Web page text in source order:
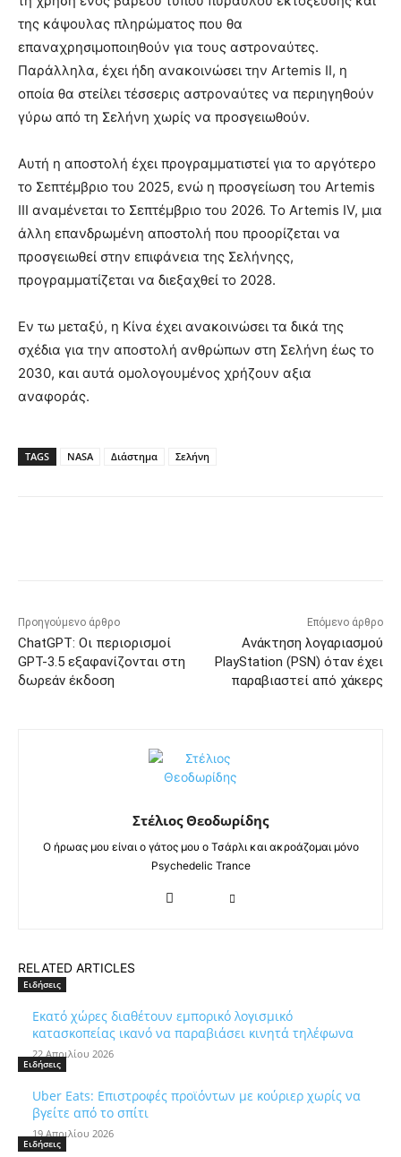
της κάψουλας πληρώματος που θα
επαναχρησιμοποιηθούν για τους αστροναύτες.
Παράλληλα, έχει ήδη ανακοινώσει την Artemis II, η
οποία θα στείλει τέσσερις αστροναύτες να περιηγηθούν
γύρω από τη Σελήνη χωρίς να προσγειωθούν.
Αυτή η αποστολή έχει προγραμματιστεί για το αργότερο
το Σεπτέμβριο του 2025, ενώ η προσγείωση του Artemis
III αναμένεται το Σεπτέμβριο του 2026. Το Artemis IV, μια
άλλη επανδρωμένη αποστολή που προορίζεται να
προσγειωθεί στην επιφάνεια της Σελήνηςς,
προγραμματίζεται να διεξαχθεί το 2028.
Εν τω μεταξύ, η Κίνα έχει ανακοινώσει τα δικά της
σχέδια για την αποστολή ανθρώπων στη Σελήνη έως το
2030, και αυτά ομολογουμένος χρήζουν αξια
αναφοράς.
TAGS NASA Διάστημα Σελήνη
Προηγούμενο άρθρο
ChatGPT: Οι περιορισμοί
GPT-3.5 εξαφανίζονται στη
δωρεάν έκδοση
Επόμενο άρθρο
Ανάκτηση λογαριασμού
PlayStation (PSN) όταν έχει
παραβιαστεί από χάκερς
Στέλιος Θεοδωρίδης
Ο ήρωας μου είναι ο γάτος μου ο Τσάρλι και ακροάζομαι μόνο
Psychedelic Trance
RELATED ARTICLES
Ειδήσεις
Εκατό χώρες διαθέτουν εμπορικό λογισμικό
κατασκοπείας ικανό να παραβιάσει κινητά τηλέφωνα
22 Απριλίου 2026
Ειδήσεις
Uber Eats: Επιστροφές προϊόντων με κούριερ χωρίς να
βγείτε από το σπίτι
19 Απριλίου 2026
Ειδήσεις